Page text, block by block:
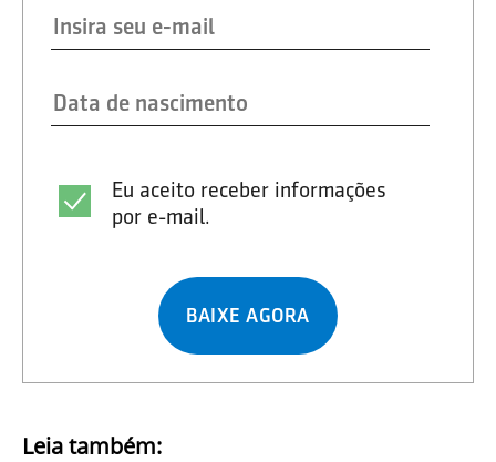
Eu aceito receber informações
por e-mail.
BAIXE AGORA
Leia também: